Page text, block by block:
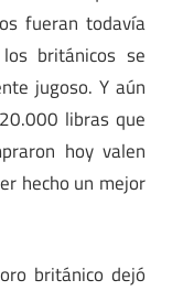
fueran todavía
británicos se
jugoso. Y aún
libras que
hoy valen
hecho un mejor
británico dejó